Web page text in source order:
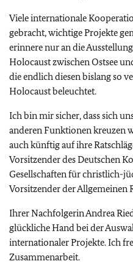
Viele internationale
gebracht, wichtige Projekte
erinnere nur an die
Holocaust zwischen Ostsee
die endlich diesen bislang so
Holocaust beleuchtet.
Ich bin mir sicher, dass sich
anderen Funktionen kreuzen
auch künftig auf ihre
Vorsitzender des Deutschen
Gesellschaften für christlich-
Vorsitzender der Allgemeinen
Ihrer Nachfolgerin Andrea
glückliche Hand bei der
internationaler Projekte. Ich
Zusammenarbeit.